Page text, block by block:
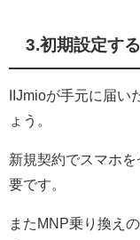
3.初期設定する
IIJmioが手元に届
ょう。
新規契約でスマホ
要です。
またMNP乗り換え